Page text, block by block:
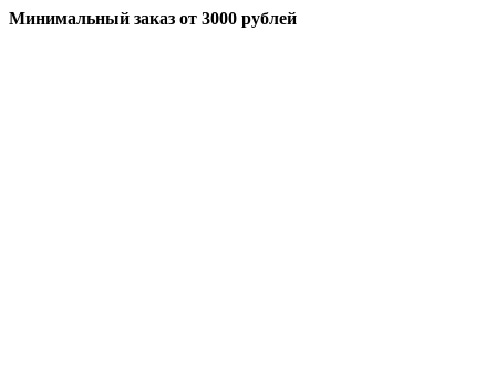
Минимальный заказ от 3000 рублей